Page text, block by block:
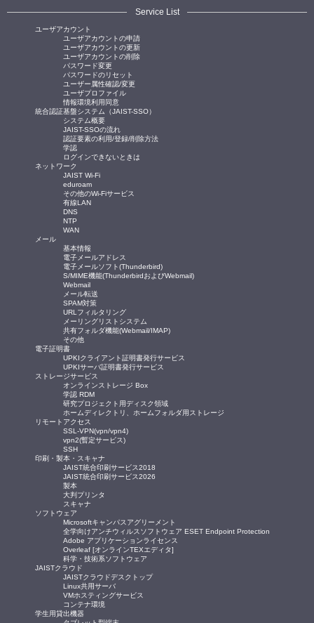
Service List
ユーザアカウント
ユーザアカウントの申請
ユーザアカウントの更新
ユーザアカウントの削除
パスワード変更
パスワードのリセット
ユーザー属性確認/変更
ユーザプロファイル
情報環境利用同意
統合認証基盤システム（JAIST-SSO）
システム概要
JAIST-SSOの流れ
認証要素の利用/登録/削除方法
学認
ログインできないときは
ネットワーク
JAIST Wi-Fi
eduroam
その他のWi-Fiサービス
有線LAN
DNS
NTP
WAN
メール
基本情報
電子メールアドレス
電子メールソフト(Thunderbird)
S/MIME機能(ThunderbirdおよびWebmail)
Webmail
メール転送
SPAM対策
URLフィルタリング
メーリングリストシステム
共有フォルダ機能(Webmail/IMAP)
その他
電子証明書
UPKIクライアント証明書発行サービス
UPKIサーバ証明書発行サービス
ストレージサービス
オンラインストレージ Box
学認 RDM
研究プロジェクト用ディスク領域
ホームディレクトリ、ホームフォルダ用ストレージ
リモートアクセス
SSL-VPN(vpn/vpn4)
vpn2(暫定サービス)
SSH
印刷・製本・スキャナ
JAIST統合印刷サービス2018
JAIST統合印刷サービス2026
製本
大判プリンタ
スキャナ
ソフトウェア
Microsoftキャンパスアグリーメント
全学向けアンチウィルスソフトウェア ESET Endpoint Protection
Adobe アプリケーションライセンス
Overleaf [オンラインTEXエディタ]
科学・技術系ソフトウェア
JAISTクラウド
JAISTクラウドデスクトップ
Linux共用サーバ
VMホスティングサービス
コンテナ環境
学生用貸出機器